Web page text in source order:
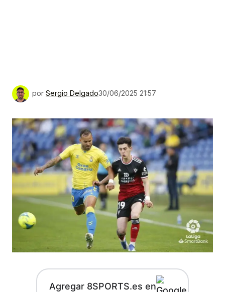
por Sergio Delgado30/06/2025 21:57
Agregar 8SPORTS.es en